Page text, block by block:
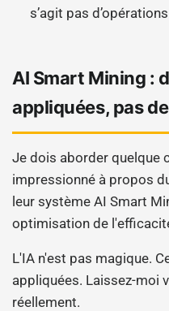
s’agit pas
AI Smart Mining :
appliquées, pas
Je dois aborder quelque
impressionné à propos
leur système AI Smart
optimisation de
L'IA n'est pas magique.
appliquées. Laissez-moi
réellement.